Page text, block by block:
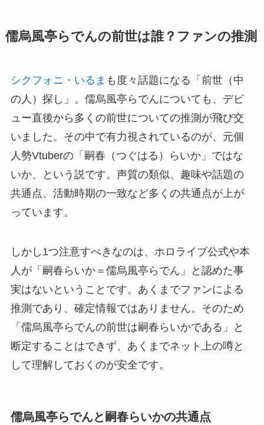
儒烏風亭らでんの前世は誰？ファンの推測
シクフォニ・いるま も度々話題になる「前世（中
の人）探し」。儒烏風亭らでんについても、デビ
ュー直後から多くの前世についての推測が飛び交
いました。その中で有力視されているのが、元個
人勢Vtuberの「嗣春（つぐはる）らいか」ではな
いか、という説です。声質の類似、趣味や話題の
共通点、活動時期の一致など多くの共通点が上が
っています。
しかし1つ注意すべきなのは、ホロライブ公式や本
人が「嗣春らいか＝儒烏風亭らでん」と認めた事
実はないということです。あくまでファンによる
推測であり、確定情報ではありません。そのため
「儒烏風亭らでんの前世は嗣春らいかである」と
断定することはできず、あくまでネット上の噂と
して理解しておくのが安全です。
儒烏風亭らでんと嗣春らいかの共通点